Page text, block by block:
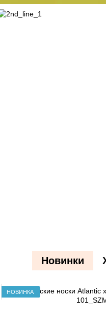
Новинки
НОВИНКА